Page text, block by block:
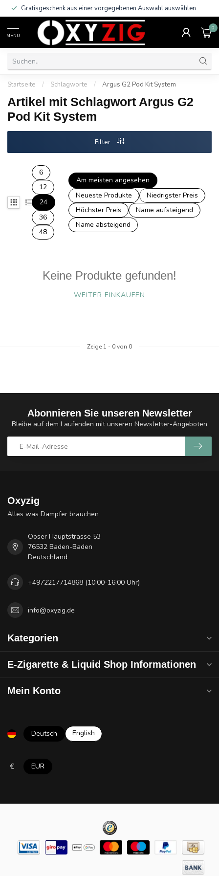
Gratisgeschenk aus einer vorgegebenen Auswahl auswählen
MENU
0
Startseite / Schlagworte / Argus G2 Pod Kit System
Artikel mit Schlagwort Argus G2
Pod Kit System
Filter
6
12
24
36
48
Am meisten angesehen
Neueste Produkte
Niedrigster Preis
Höchster Preis
Name aufsteigend
Name absteigend
Keine Produkte gefunden!
WEITER EINKAUFEN
Zeige 1 - 0von 0
Abonnieren Sie unseren Newsletter
Bleibe auf dem Laufenden mit unseren Newsletter-Angeboten
Oxyzig
Alles was Dampfer brauchen
Ooser Hauptstrasse 53
76532 Baden-Baden
Deutschland
+4972217714868 (10:00-16:00 Uhr)
info@oxyzig.de
Kategorien
E-Zigarette & Liquid Shop Informationen
Mein Konto
Deutsch English
€ EUR